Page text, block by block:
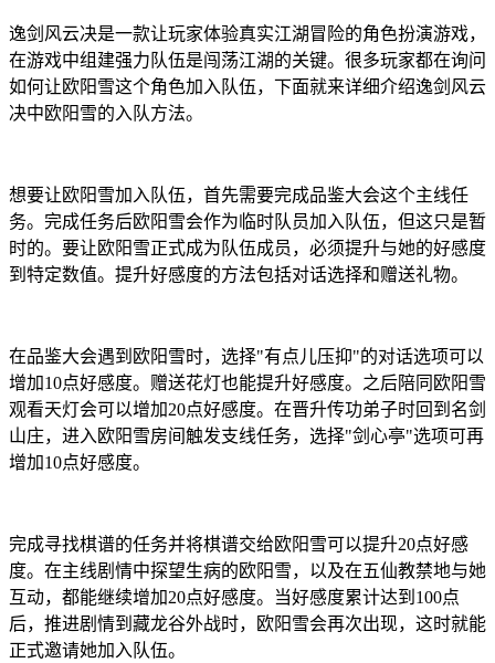
逸剑风云决是一款让玩家体验真实江湖冒险的角色扮演游戏，
在游戏中组建强力队伍是闯荡江湖的关键。很多玩家都在询问
如何让欧阳雪这个角色加入队伍，下面就来详细介绍逸剑风云
决中欧阳雪的入队方法。
想要让欧阳雪加入队伍，首先需要完成品鉴大会这个主线任
务。完成任务后欧阳雪会作为临时队员加入队伍，但这只是暂
时的。要让欧阳雪正式成为队伍成员，必须提升与她的好感度
到特定数值。提升好感度的方法包括对话选择和赠送礼物。
在品鉴大会遇到欧阳雪时，选择"有点儿压抑"的对话选项可以
增加10点好感度。赠送花灯也能提升好感度。之后陪同欧阳雪
观看天灯会可以增加20点好感度。在晋升传功弟子时回到名剑
山庄，进入欧阳雪房间触发支线任务，选择"剑心亭"选项可再
增加10点好感度。
完成寻找棋谱的任务并将棋谱交给欧阳雪可以提升20点好感
度。在主线剧情中探望生病的欧阳雪，以及在五仙教禁地与她
互动，都能继续增加20点好感度。当好感度累计达到100点
后，推进剧情到藏龙谷外战时，欧阳雪会再次出现，这时就能
正式邀请她加入队伍。